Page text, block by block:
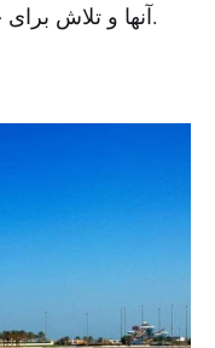
آنها و تلاش برای حسن اجرای مفاد کنوانسیون است.